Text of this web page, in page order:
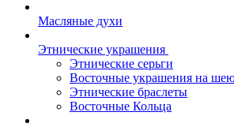
Масляные духи
Этнические украшения
Этнические серьги
Восточные украшения на
Этнические браслеты
Восточные Кольца